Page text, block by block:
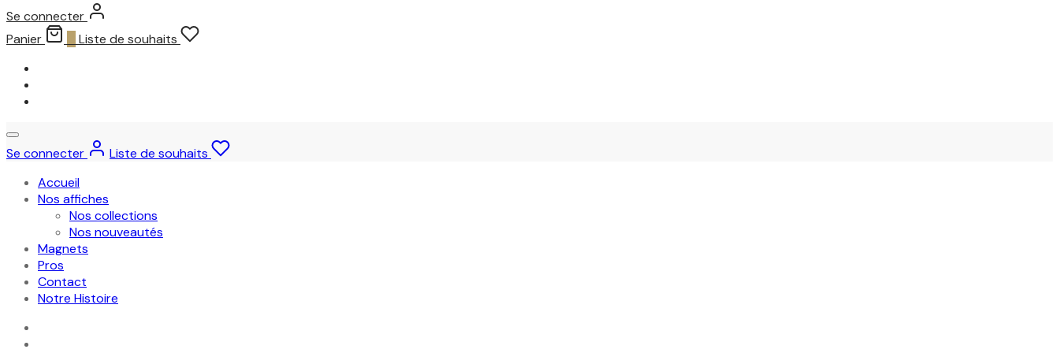
Se connecter
Panier
Liste de souhaits
Se connecter
Liste de souhaits
Accueil
Nos affiches
Nos collections
Nos nouveautés
Magnets
Pros
Contact
Notre Histoire